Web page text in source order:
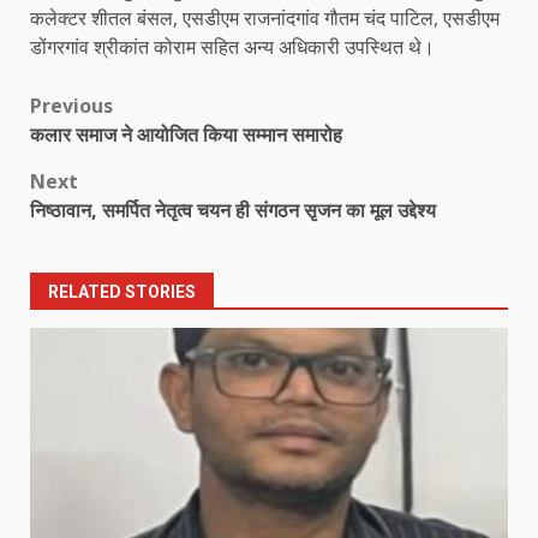
कलेक्टर शीतल बंसल, एसडीएम राजनांदगांव गौतम चंद पाटिल, एसडीएम
डोंगरगांव श्रीकांत कोराम सहित अन्य अधिकारी उपस्थित थे।
Post
Previous
कलार समाज ने आयोजित किया सम्मान समारोह
Next
निष्ठावान, समर्पित नेतृत्व चयन ही संगठन सृजन का मूल उद्देश्य
RELATED STORIES